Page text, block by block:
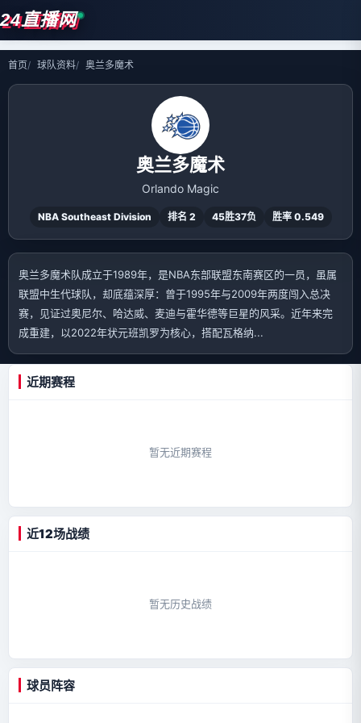
24直播网
首页 球队资料 奥兰多魔术
奥兰多魔术
Orlando Magic
NBA Southeast Division 排名 2 45胜37负 胜率 0.549
奥兰多魔术队成立于1989年，是NBA东部联盟东南赛区的一员，虽属
联盟中生代球队，却底蕴深厚：曾于1995年与2009年两度闯入总决
赛，见证过奥尼尔、哈达威、麦迪与霍华德等巨星的风采。近年来完
成重建，以2022年状元班凯罗为核心，搭配瓦格纳...
近期赛程
暂无近期赛程
近12场战绩
暂无历史战绩
球员阵容